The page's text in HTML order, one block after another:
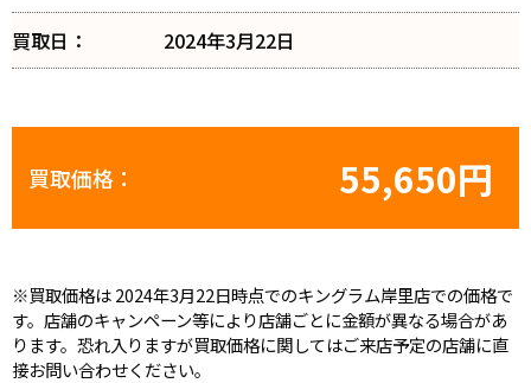
買取日：
2024年3月22日
買取価格： 55,650円
※買取価格は 2024年3月22日時点でのキングラム岸里店での価格で
す。店舗のキャンペーン等により店舗ごとに金額が異なる場合があ
ります。恐れ入りますが買取価格に関してはご来店予定の店舗に直
接お問い合わせください。